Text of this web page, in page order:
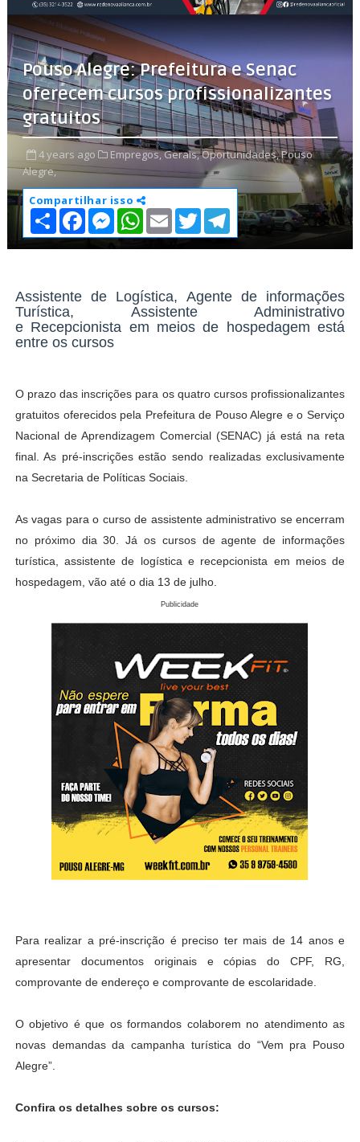
Pouso Alegre: Prefeitura e Senac
oferecem cursos profissionalizantes
gratuitos
4 years ago Empregos,Gerais,Oportunidades,Pouso
Alegre,
Compartilhar isso
S
h
a
r
F
c
e
o
k
M
e
s
s
g
e
W
h
a
t
p
p
E
m
a
i
T
w
i
t
r
T
l
e
a
m
Assistente de Logística, Agente de informações
Turística, Assistente Administrativo
e Recepcionista em meios de hospedagem está
entre os cursos
O prazo das inscrições para os quatro cursos profissionalizantes
gratuitos oferecidos pela Prefeitura de Pouso Alegre e o Serviço
Nacional de Aprendizagem Comercial (SENAC) já está na reta
final. As pré-inscrições estão sendo realizadas exclusivamente
na Secretaria de Políticas Sociais.
As vagas para o curso de assistente administrativo se encerram
no próximo dia 30. Já os cursos de agente de informações
turística, assistente de logística e recepcionista em meios de
hospedagem, vão até o dia 13 de julho.
Publicidade
Para realizar a pré-inscrição é preciso ter mais de 14 anos e
apresentar documentos originais e cópias do CPF, RG,
comprovante de endereço e comprovante de escolaridade.
O objetivo é que os formandos colaborem no atendimento as
novas demandas da campanha turística do “Vem pra Pouso
Alegre”.
Confira os detalhes sobre os cursos: